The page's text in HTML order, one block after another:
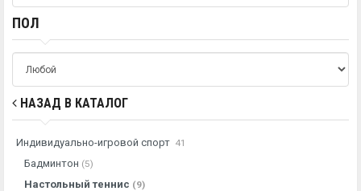
ПОЛ
НАЗАД В КАТАЛОГ
Индивидуально-игровой спорт 41
Бадминтон (5)
Настольный теннис (9)